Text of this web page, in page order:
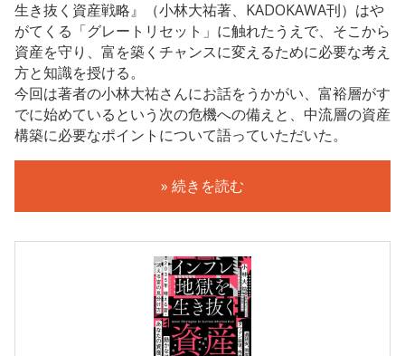
生き抜く資産戦略』（小林大祐著、KADOKAWA刊）はや
がてくる「グレートリセット」に触れたうえで、そこから
資産を守り、富を築くチャンスに変えるために必要な考え
方と知識を授ける。
今回は著者の小林大祐さんにお話をうかがい、富裕層がす
でに始めているという次の危機への備えと、中流層の資産
構築に必要なポイントについて語っていただいた。
» 続きを読む